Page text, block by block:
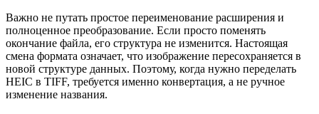
Важно не путать простое переименование расширения и
полноценное преобразование. Если просто поменять
окончание файла, его структура не изменится. Настоящая
смена формата означает, что изображение пересохраняется в
новой структуре данных. Поэтому, когда нужно переделать
HEIC в TIFF, требуется именно конвертация, а не ручное
изменение названия.